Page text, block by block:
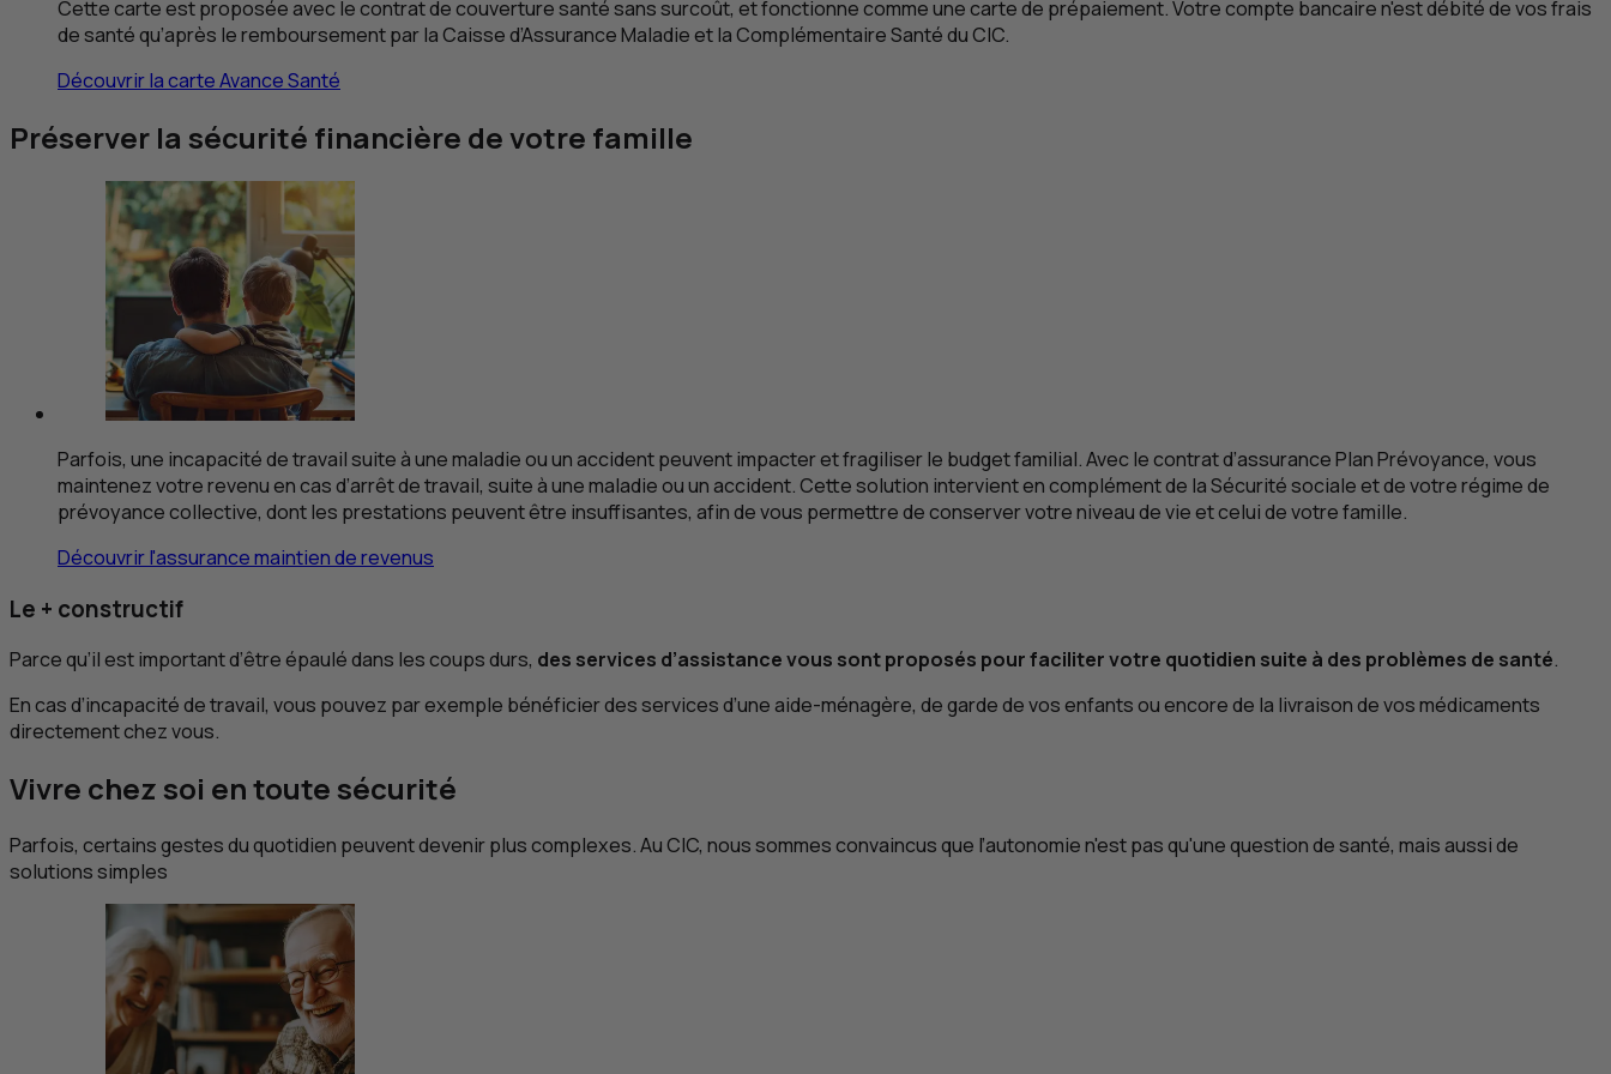
Cette carte est proposée avec le contrat de couverture santé sans surcoût, et fonctionne comme une carte de prépaiement. Votre compte bancaire n'est débité de vos frais
de santé qu’après le remboursement par la Caisse d’Assurance Maladie et la Complémentaire Santé duCIC.
Découvrir la carte Avance Santé
Préserver la sécurité financière de votre famille
Parfois, une incapacité de travail suite à une maladie ou un accident peuvent impacter et fragiliser le budget familial. Avec le contrat d’assurance Plan Prévoyance, vous
maintenez votre revenu en cas d’arrêt de travail, suite à une maladie ou un accident. Cette solution intervient en complément de la Sécurité sociale et de votre régime de
prévoyance collective, dont les prestations peuvent être insuffisantes, afin de vous permettre de conserver votre niveau de vie et celui de votre famille.
Découvrir l'assurance maintien de revenus
Le + constructif
Parce qu’il est important d’être épaulé dans les coups durs, des services d’assistance vous sont proposés pour faciliter votre quotidien suite à des problèmes de santé.
En cas d’incapacité de travail, vous pouvez par exemple bénéficier des services d’une aide-ménagère, de garde de vos enfants ou encore de la livraison de vos médicaments
directement chez vous.
Vivre chez soi en toute sécurité
Parfois, certains gestes du quotidien peuvent devenir plus complexes. AuCIC, nous sommes convaincus que l’autonomie n'est pas qu'une question de santé, mais aussi de
solutions simples